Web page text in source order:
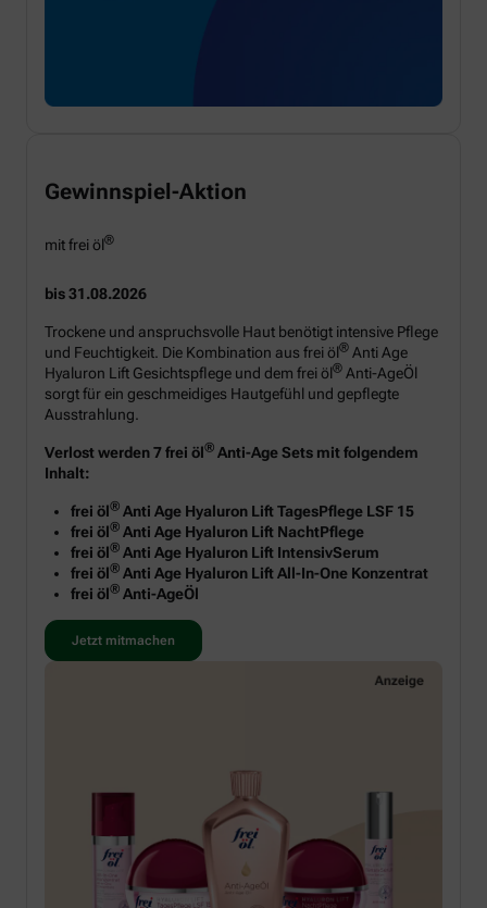
Gewinnspiel-Aktion
mit frei öl®
bis 31.08.2026
Trockene und anspruchsvolle Haut benötigt intensive Pflege
und Feuchtigkeit. Die Kombination aus frei öl® Anti Age
Hyaluron Lift Gesichtspflege und dem frei öl® Anti-AgeÖl
sorgt für ein geschmeidiges Hautgefühl und gepflegte
Ausstrahlung.
Verlost werden 7 frei öl® Anti-Age Sets mit folgendem
Inhalt:
frei öl® Anti Age Hyaluron Lift TagesPflege LSF 15
frei öl® Anti Age Hyaluron Lift NachtPflege
frei öl® Anti Age Hyaluron Lift IntensivSerum
frei öl® Anti Age Hyaluron Lift All-In-One Konzentrat
frei öl® Anti-AgeÖl
Jetzt mitmachen